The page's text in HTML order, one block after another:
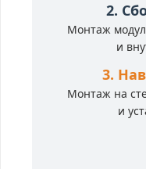
2.
Монтаж
и
3.
Монтаж на
и